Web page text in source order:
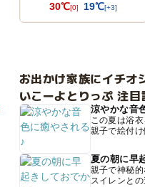
30℃[0] 19℃[+3]
お出かけ家族にイチオ
いこーよとりっぷ 注目
涼やかな音
この夏は浴
親子で絵付
夏の朝に早
親子で神秘
スイレンと